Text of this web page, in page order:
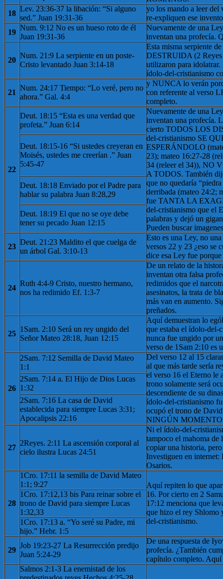
18
Lev. 23:36-37 la libación: “Si alguno
sed.” Juan 19:31-36
yo los mando a leer del
re-expliquen ese
19
Num. 9:12 No es un hueso roto de él
Juan 19:31-36
Nuevamente de una
inventan una profecía.
20
Num. 21:9 La serpiente en un poste-
Cristo levantado Juan 3:14-18
Esta misma serpiente
DESTRUIDA (2 Reyes
utilizaron para idolatrar.
ídolo-del-cristianismo
21
Num. 24:17 Tiempo: “Lo veré, pero no
ahora.” Gal. 4:4
y NUNCA lo verán
con referente al verso
completo.
22
Deut. 18:15 “Esta es una verdad que
profeta.” Juan 6:14
Nuevamente de una
inventan una profecía.
cierto TODOS LOS
del-cristianismo SE
ESPERÁNDOLO
23); mateo 16:27-28
34 (releer el 34)), NO
A TODOS. También
que no quedaría
derribada (mateo 24:2;
fue TANTA LA
del-cristianismo que el
palabras y dejó un
Pueden buscar
Deut. 18:15-16 “Si ustedes creyeran en
Moisés, ustedes me creerían .” Juan
5:45-47
Deut. 18:18 Enviado por el Padre para
hablar su palabra Juan 8:28,29
Deut. 18:19 El que no se oye debe
tener su pecado Juan 12:15
23
Deut. 21:23 Maldito el que cuelga de
un árbol Gal. 3:10-13
Esto es una Ley, no
versos 22 y 23 ¿eso se
dice esa Ley fue
24
Ruth 4:4-9 Cristo, nuestro hermano,
nos ha redimido Ef. 1:3-7
De un relato de la
inventan otra falsa
redimidos que el
asesinatos, la trata de
más van en aumento.
preñados.
25
1Sam. 2:10 Será un rey ungido del
Señor Mateo 28:18, Juan 12:15
Aquí demuestran lo
que estaba el ídolo-del-
nunca fue ungido por
verso de 1Sam 2:10 es
26
2Sam. 7:12 Semilla de David Mateo
1:1
Del verso 12 al 15
al que más tarde sería
el verso 16 el Eterno le
trono solamente será
descendiente de su
ídolo-del-cristianismo
ocupó el trono de
NINGÚN
2Sam. 7:14 a. El Hijo de Dios Lucas
1:32
2Sam. 7:16 La casa de David
establecida para siempre Lucas 3:31;
Apocalipsis 22:16
27
2Reyes. 2:11 La ascensión corporal al
cielo ilustra Lucas 24:51
Ni el ídolo-del-
tampoco el mahoma de
copiar una historia,
Investiguen en internet:
Osarios.
28
1Cro. 17:11 la semilla de David Mateo
1:1; 9:27
Aquí repiten lo que
16. Por cierto en 2
17:12 menciona que
que hizo el rey
del-cristianismo.
1Cro. 17:12,13 bis Para reinar sobre el
trono de David para siempre Lucas
1:32,33
1Cro. 17:13 a. “Yo seré su Padre, mi
hijo.” Hebr. 1:5
29
Job 19:23-27 La Resurrección predijo
Juan 5:24-29
De una respuesta de
profecía. ¿También
capítulo completo.
Salmos 2:1-3 La enemistad de los